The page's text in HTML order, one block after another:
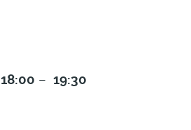
18:00 – 19:30